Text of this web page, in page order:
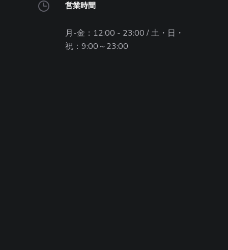
営業時間
月-金：12:00 - 23:00 / 土・日・
祝：9:00～23:00